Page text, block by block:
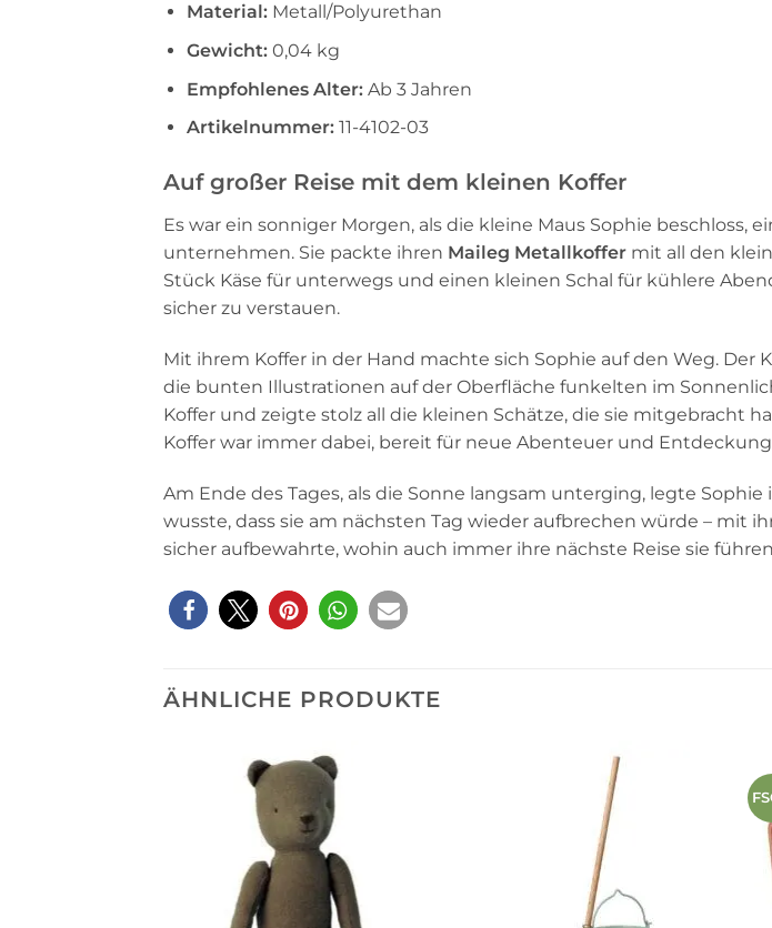
Material:Metall/Polyurethan
Gewicht:0,04 kg
Empfohlenes Alter:Ab 3 Jahren
Artikelnummer:11-4102-03
Auf großer Reise mit dem kleinen Koffer
Es war ein sonniger Morgen, als die kleine Maus Sophie beschloss,
unternehmen. Sie packte ihren Maileg Metallkoffer mit all den
Stück Käse für unterwegs und einen kleinen Schal für kühlere
sicher zu verstauen.
Mit ihrem Koffer in der Hand machte sich Sophie auf den Weg.
die bunten Illustrationen auf der Oberfläche funkelten im
Koffer und zeigte stolz all die kleinen Schätze, die sie mitgebracht
Koffer war immer dabei, bereit für neue Abenteuer und
Am Ende des Tages, als die Sonne langsam unterging, legte
wusste, dass sie am nächsten Tag wieder aufbrechen würde – mit
sicher aufbewahrte, wohin auch immer ihre nächste Reise sie
ÄHNLICHE PRODUKTE